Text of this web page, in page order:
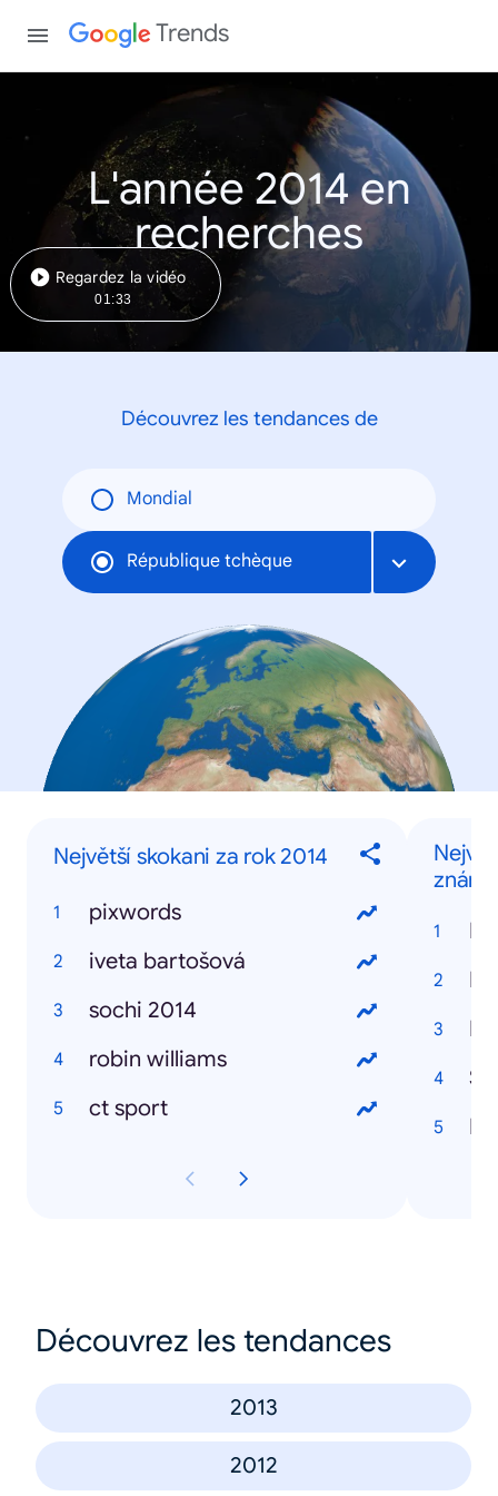
Trends
L'année 2014 en
recherches
Regardez la vidéo
01:33
Découvrez les tendances de
Mondial
République tchèque
Největší skokani za rok 2014
pixwords
iveta bartošová
sochi 2014
robin williams
ct sport
Découvrez les tendances
2013
2012